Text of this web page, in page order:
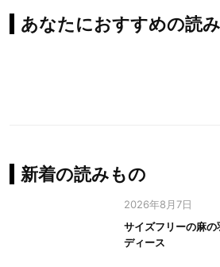
あなたにおすすめの読
新着の読みもの
2026年8月7日
サイズフリーの麻の
ディース